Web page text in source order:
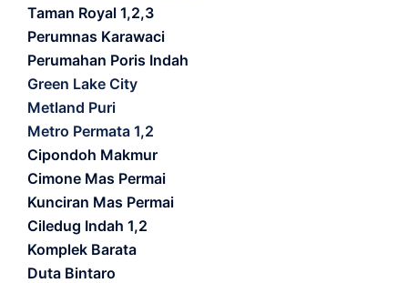
Taman Royal 1,2,3
Perumnas Karawaci
Perumahan Poris Indah
Green Lake City
Metland Puri
Metro Permata 1,2
Cipondoh Makmur
Cimone Mas Permai
Kunciran Mas Permai
Ciledug Indah 1,2
Komplek Barata
Duta Bintaro